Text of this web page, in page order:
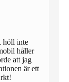
höll inte
håller
att jag
är ett